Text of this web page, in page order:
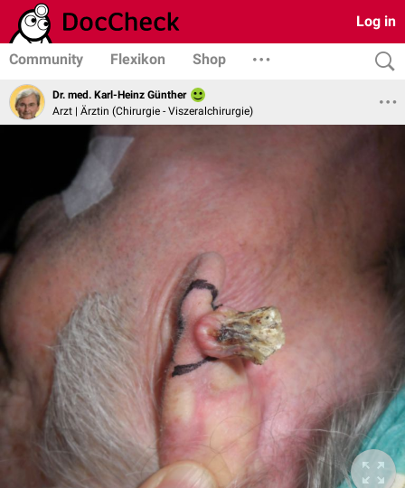
Log in
Community Flexikon Shop
Dr. med. Karl-Heinz Günther
Arzt | Ärztin (Chirurgie - Viszeralchirurgie)